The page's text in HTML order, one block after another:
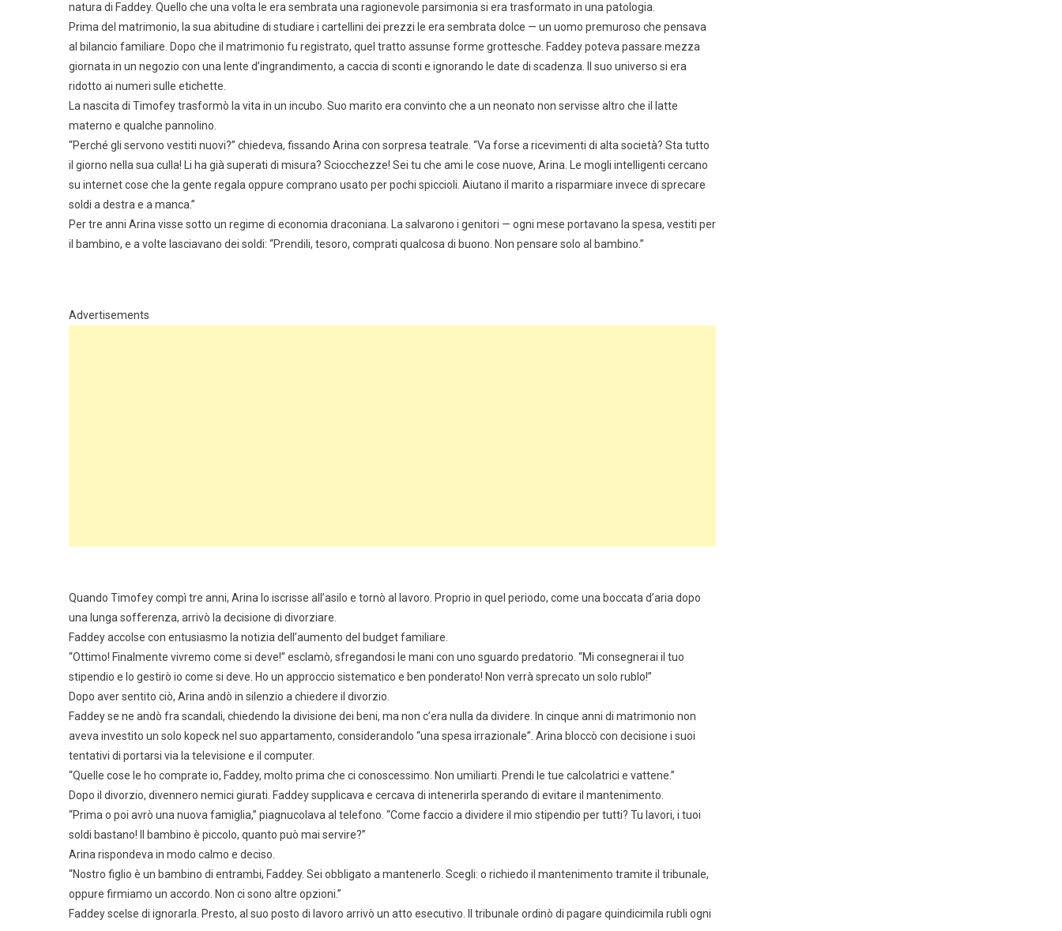
natura di Faddey. Quello che una volta le era sembrata una ragionevole parsimonia si era trasformato in una patologia.
Prima del matrimonio, la sua abitudine di studiare i cartellini dei prezzi le era sembrata dolce — un uomo premuroso che pensava
al bilancio familiare. Dopo che il matrimonio fu registrato, quel tratto assunse forme grottesche. Faddey poteva passare mezza
giornata in un negozio con una lente d’ingrandimento, a caccia di sconti e ignorando le date di scadenza. Il suo universo si era
ridotto ai numeri sulle etichette.
La nascita di Timofey trasformò la vita in un incubo. Suo marito era convinto che a un neonato non servisse altro che il latte
materno e qualche pannolino.
“Perché gli servono vestiti nuovi?” chiedeva, fissando Arina con sorpresa teatrale. “Va forse a ricevimenti di alta società? Sta tutto
il giorno nella sua culla! Li ha già superati di misura? Sciocchezze! Sei tu che ami le cose nuove, Arina. Le mogli intelligenti cercano
su internet cose che la gente regala oppure comprano usato per pochi spiccioli. Aiutano il marito a risparmiare invece di sprecare
soldi a destra e a manca.”
Per tre anni Arina visse sotto un regime di economia draconiana. La salvarono i genitori — ogni mese portavano la spesa, vestiti per
il bambino, e a volte lasciavano dei soldi: “Prendili, tesoro, comprati qualcosa di buono. Non pensare solo al bambino.”
Advertisements
Quando Timofey compì tre anni, Arina lo iscrisse all’asilo e tornò al lavoro. Proprio in quel periodo, come una boccata d’aria dopo
una lunga sofferenza, arrivò la decisione di divorziare.
Faddey accolse con entusiasmo la notizia dell’aumento del budget familiare.
“Ottimo! Finalmente vivremo come si deve!” esclamò, sfregandosi le mani con uno sguardo predatorio. “Mi consegnerai il tuo
stipendio e lo gestirò io come si deve. Ho un approccio sistematico e ben ponderato! Non verrà sprecato un solo rublo!”
Dopo aver sentito ciò, Arina andò in silenzio a chiedere il divorzio.
Faddey se ne andò fra scandali, chiedendo la divisione dei beni, ma non c’era nulla da dividere. In cinque anni di matrimonio non
aveva investito un solo kopeck nel suo appartamento, considerandolo “una spesa irrazionale”. Arina bloccò con decisione i suoi
tentativi di portarsi via la televisione e il computer.
“Quelle cose le ho comprate io, Faddey, molto prima che ci conoscessimo. Non umiliarti. Prendi le tue calcolatrici e vattene.”
Dopo il divorzio, divennero nemici giurati. Faddey supplicava e cercava di intenerirla sperando di evitare il mantenimento.
“Prima o poi avrò una nuova famiglia,” piagnucolava al telefono. “Come faccio a dividere il mio stipendio per tutti? Tu lavori, i tuoi
soldi bastano! Il bambino è piccolo, quanto può mai servire?”
Arina rispondeva in modo calmo e deciso.
“Nostro figlio è un bambino di entrambi, Faddey. Sei obbligato a mantenerlo. Scegli: o richiedo il mantenimento tramite il tribunale,
oppure firmiamo un accordo. Non ci sono altre opzioni.”
Faddey scelse di ignorarla. Presto, al suo posto di lavoro arrivò un atto esecutivo. Il tribunale ordinò di pagare quindicimila rubli ogni